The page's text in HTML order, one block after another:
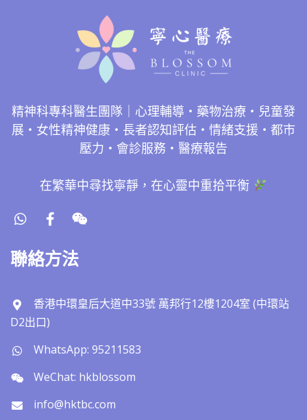
精神科專科醫生團隊｜心理輔導・藥物治療・兒童發
展・女性精神健康・長者認知評估・情緒支援・都市
壓力・會診服務・醫療報告
在繁華中尋找寧靜，在心靈中重拾平衡
聯絡方法
香港中環皇后大道中33號 萬邦行12樓1204室 (中環站
D2出口)
WhatsApp: 95211583
WeChat: hkblossom
info@hktbc.com